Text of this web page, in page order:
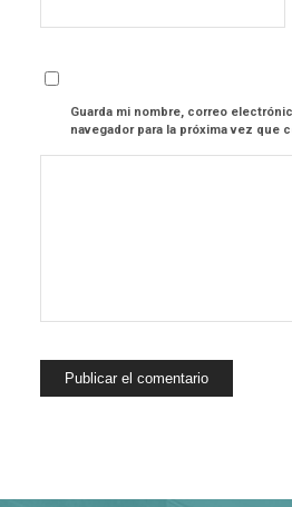
Guarda mi nombre, correo
navegador para la próxima vez que